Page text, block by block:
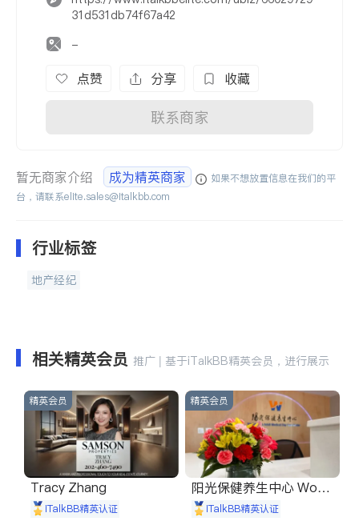
31d531db74f67a42
-
点赞 分享 收藏
联系商家
暂无商家介绍 成为精英商家
如果不想放置信息在我们的平
台，请联系elite.sales@italkbb.com
行业标签
地产经纪
相关精英会员 推广 | 基于iTalkBB精英会员，进行展示
精英会员
Tracy Zhang
iTalkBB精英认证
精英会员
阳光保健养生中心 World
shine
iTalkBB精英认证